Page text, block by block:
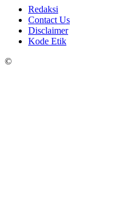
Redaksi
Contact Us
Disclaimer
Kode Etik
©